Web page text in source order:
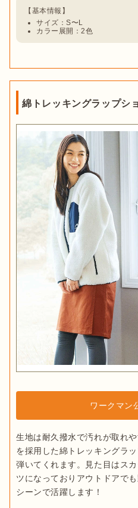
サイズ：S〜L
カラー展開：2色
綿トレッキングラップシ
ワークマン
生地は耐久撥水で汚れが取れ
を採用した綿トレッキングラ
弾いてくれます。見た目はス
ツになっておりアウトドアで
シーンで活躍します！